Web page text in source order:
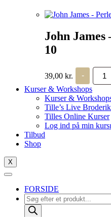
John
10
39,00 kr. -
John
James
-
10
antal
Kurser & Workshops
Kurser &
Tille’s Live
Tilles Online Kurser
Log ind på min
Tilbud
Shop
X
FORSIDE
Products
search